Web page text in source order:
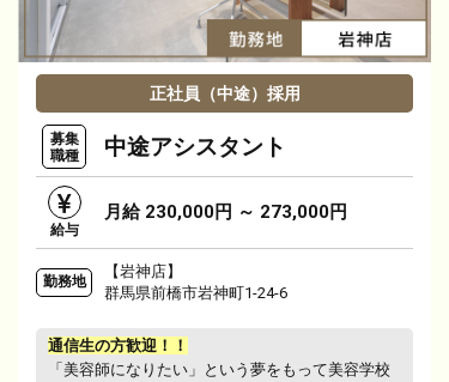
正社員（中途）採用
募集
職種
中途アシスタント
給与
月給 230,000円 ～ 273,000円
勤務地
【岩神店】
群馬県前橋市岩神町1-24-6
通信生の方歓迎！！
「美容師になりたい」という夢をもって美容学校